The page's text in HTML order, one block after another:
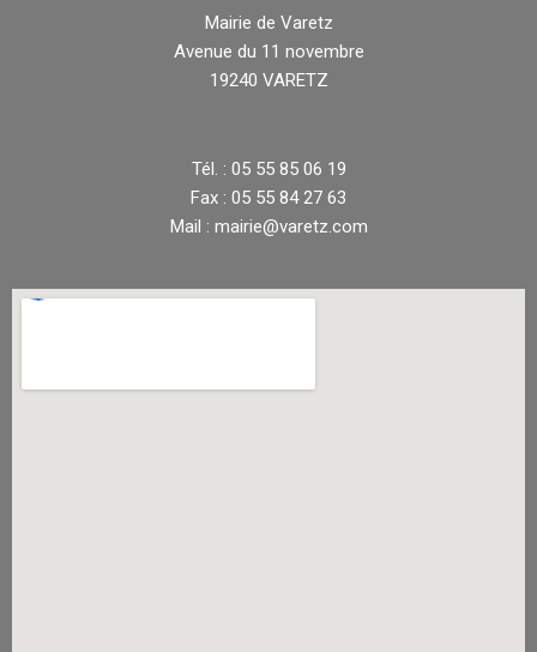
Mairie de Varetz
Avenue du 11 novembre
19240 VARETZ
Tél. : 05 55 85 06 19
Fax : 05 55 84 27 63
Mail : mairie@varetz.com